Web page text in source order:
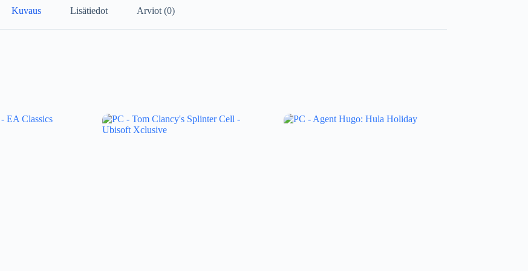
Kuvaus Lisätiedot Arviot (0)